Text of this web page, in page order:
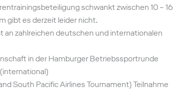
schwankt zwischen 10 – 16
gibt es derzeit leider nicht.
an zahlreichen deutschen und internationalen
in der Hamburger Betriebssportrunde
South Pacific Airlines Tournament) Teilnahme